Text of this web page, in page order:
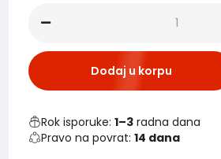
Dodaj u korpu
Rok isporuke:1–3 radna dana
Pravo na povrat:14 dana